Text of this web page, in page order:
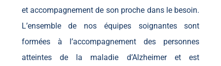
et accompagnement de son proche dans le besoin.
L’ensemble de nos équipes soignantes sont
formées à l’accompagnement des personnes
atteintes de la maladie d’Alzheimer et est